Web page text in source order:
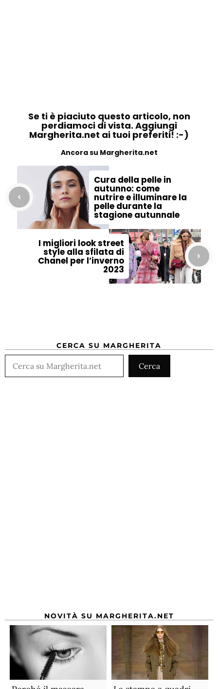
Se ti è piaciuto questo articolo, non
perdiamoci di vista. Aggiungi
Margherita.net ai tuoi preferiti! :-)
Ancora su Margherita.net
Cura della pelle in
autunno: come
nutrire e illuminare la
pelle durante la
stagione autunnale
I migliori look street
style alla sfilata di
Chanel per l’inverno
2023
CERCA SU MARGHERITA
Cerca
NOVITÀ SU MARGHERITA.NET